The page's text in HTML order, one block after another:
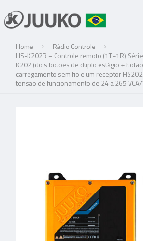
Home
Rádio Controle
HS-K202R – Controle remoto (1T+1R)
K202 (dois botões de duplo estágio +
carregamento sem fio e um receptor
tensão de funcionamento de 24 a 265 VCA/